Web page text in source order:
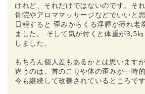
けれど、それだけではないのです。そ
骨院やアロママッサージなどでいいと
日程すると 歪みからくる浮腫が薄れ老
ました。 そして気が付くと体重が3,5
しました。
もちろん個人差もあるかとは思います
違うのは、首のこりや体の歪みが一時
今も継続して改善されているところです